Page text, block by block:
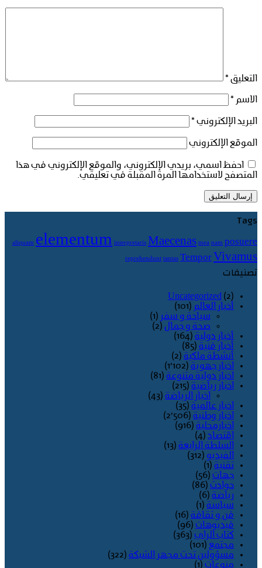
التعليق *
الاسم *
البريد الإلكتروني *
الموقع الإلكتروني
احفظ اسمي، بريدي الإلكتروني، والموقع الإلكتروني في هذا
المتصفح لاستخدامها المرة المقبلة في تعليقي.
Tags
aliquam elementum interpretaris Maecenas mea nam posuere
reprehendunt tantas Tempor Vivamus
تصنيفات
Uncategorized (2)
أخبار العالم (101)
سياحة و سفر (1)
صحة و جمال (2)
أخبار دولية (164)
أخبار فنية (85)
أنشطة ملكية (2)
اخبار جهوية (1٬102)
اخبار دولية متنوعة (81)
اخبار رياضية (215)
اخبار الرياضة (43)
اخبار عالمية (35)
اخبار وطنية (2٬506)
اخبارمحلية (916)
اقتصاد (4)
السلطة الرابعة (13)
الفيديو (312)
تقنية (1)
جهات (56)
حوادث (86)
رياضة (6)
سياسة (1)
فن و ثقافة (16)
فيديوهات (96)
كتاب الراي (363)
مجتمع (101)
مسؤولين تحت مجهر الشبكة (322)
منوعات (1)